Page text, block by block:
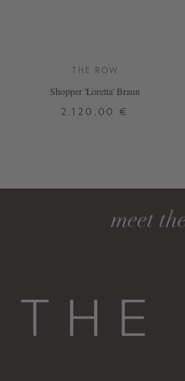
THE ROW
Shopper 'Loretta' Braun
2.120,00 €
DETAILS
meet